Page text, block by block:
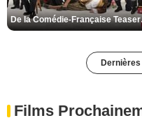
De
Films